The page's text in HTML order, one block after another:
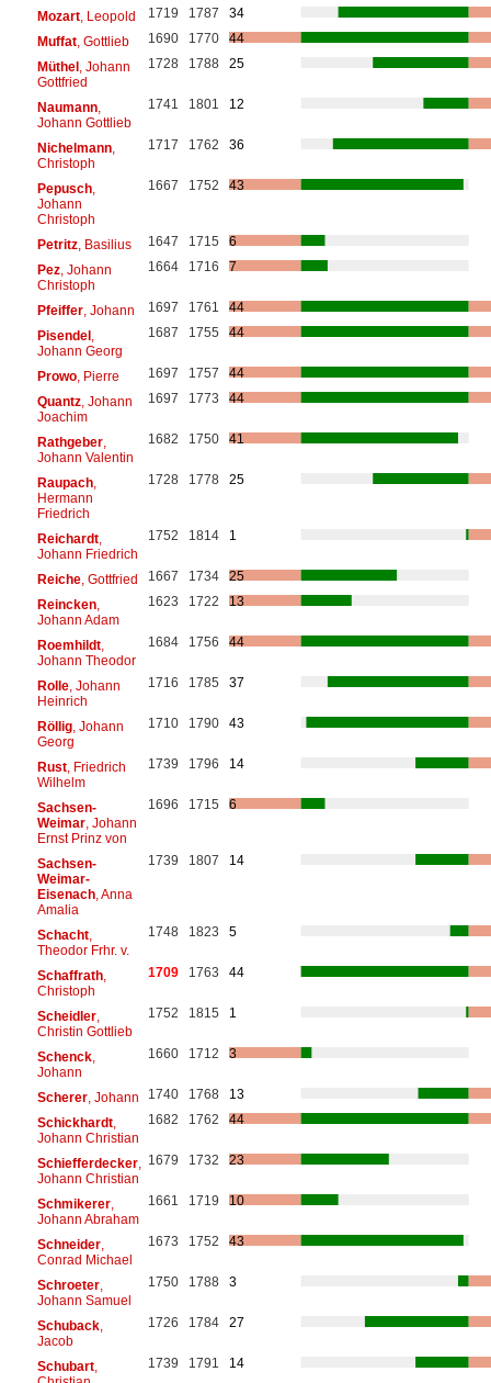
Mozart, Leopold 1719 1787
34
Muffat, Gottlieb 1690 1770
44
Müthel, Johann
Gottfried
1728 1788 25
Naumann,
Johann Gottlieb
1741 1801 12
Nichelmann,
Christoph
1717 1762 36
Pepusch,
Johann
Christoph
1667 1752 43
Petritz, Basilius 1647 1715
6
Pez, Johann
Christoph
1664 1716 7
Pfeiffer, Johann 1697 1761
44
Pisendel,
Johann Georg
1687 1755 44
Prowo, Pierre 1697 1757
44
Quantz, Johann
Joachim
1697 1773 44
Rathgeber,
Johann Valentin
1682 1750 41
Raupach,
Hermann
Friedrich
1728 1778 25
Reichardt,
Johann Friedrich
1752 1814 1
Reiche, Gottfried 1667 1734
25
Reincken,
Johann Adam
1623 1722 13
Roemhildt,
Johann Theodor
1684 1756 44
Rolle, Johann
Heinrich
1716 1785 37
Röllig, Johann
Georg
1710 1790 43
Rust, Friedrich
Wilhelm
1739 1796 14
Sachsen-
Weimar, Johann
Ernst Prinz von
1696 1715 6
Sachsen-
Weimar-
Eisenach, Anna
Amalia
1739 1807 14
Schacht,
Theodor Frhr. v.
1748 1823 5
Schaffrath,
Christoph
1709 1763 44
Scheidler,
Christin Gottlieb
1752 1815 1
Schenck,
Johann
1660 1712 3
Scherer, Johann 1740 1768
13
Schickhardt,
Johann Christian
1682 1762 44
Schiefferdecker,
Johann Christian
1679 1732 23
Schmikerer,
Johann Abraham
1661 1719 10
Schneider,
Conrad Michael
1673 1752 43
Schroeter,
Johann Samuel
1750 1788 3
Schuback,
Jacob
1726 1784 27
Schubart,
1739 1791 14